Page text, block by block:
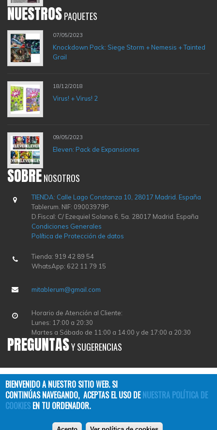
NUESTROSPAQUETES
07/05/2023
Knockdown Pack: Siege Storm + Nemesis + Tainted
Grail
18/12/2018
Virus! + Virus! 2
09/05/2023
Eleven: Pack de Expansiones
SOBRENOSOTROS
TIENDA: Calle Lago Constanza 10, 28017 Madrid. España
Tablerum. NIF: 09003979P.
D.Fiscal: C/ Ezequiel Solana 6, 5a. 28017 Madrid. España
Condiciones Generales
Política de Protección de datos
Tienda: 919 42 89 54
WhatsApp: 622 11 79 15
mitablerum@gmail.com
Horario de Atención al Cliente:
Lunes: 17:00 a 20:30
Martes a Sábado de 11:00 a 14:00 y de 17:00 a 20:30
PREGUNTASY SUGERENCIAS
BIENVENIDO A NUESTRO SITIO WEB. SI
CONTINÚAS NAVEGANDO, ACEPTAS EL USO DENUESTRA POLÍTICA DE
COOKIES EN TU ORDENADOR.